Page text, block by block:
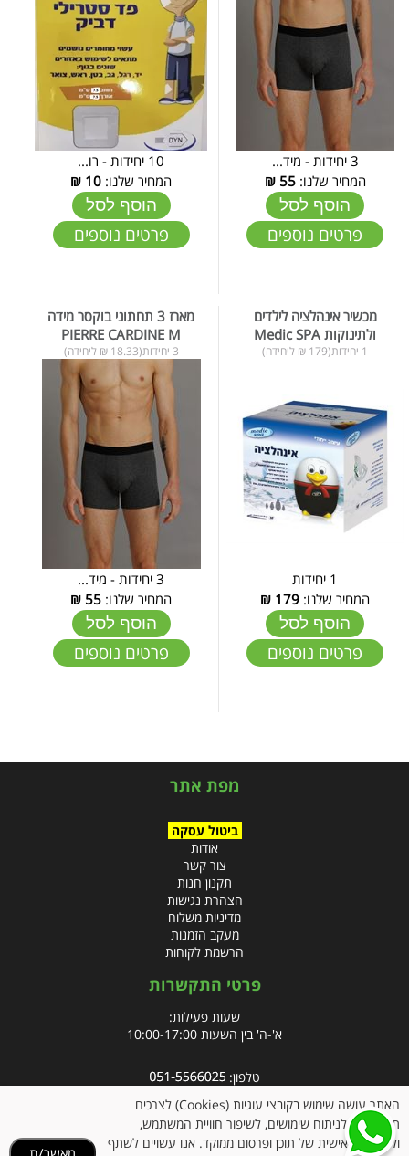
3 יחידות - מיד...
המחיר שלנו:55
₪
הוסף לסל
פרטים נוספים
10 יחידות - רו...
המחיר שלנו: 10
₪
הוסף לסל
פרטים נוספים
מכשיר אינהלציה לילדים
ולתינוקות Medic SPA
1 יחידות(179 ₪ ליחידה)
1 יחידות
המחיר שלנו: 179
₪
הוסף לסל
פרטים נוספים
מארז 3 תחתוני בוקסר מידה
PIERRE CARDINE M
3 יחידות(18.33 ₪ ליחידה)
3 יחידות - מיד...
המחיר שלנו: 55
₪
הוסף לסל
פרטים נוספים
מפת אתר
ביטול עסקה
אודות
צור קשר
תקנון חנות
הצהרת נגישות
מדיניות משלוח
מעקב הזמנות
הרשמת לקוחות
פרטי התקשרות
שעות פעילות:
א'-ה' בין השעות 10:00-17:00
טלפון:
אימייל:info@clubpharm.co.il
האתר עושה שימוש בקובצי עוגיות (Cookies) לצרכים
תפעוליים, לניתוח שימושים, לשיפור חוויית המשתמש,
ולהתאמה אישית של תוכן ופרסום ממוקד. אנו עשויים לשתף